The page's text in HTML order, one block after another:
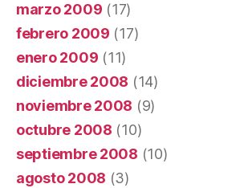
marzo 2009 (17)
febrero 2009 (17)
enero 2009 (11)
diciembre 2008 (14)
noviembre 2008 (9)
octubre 2008 (10)
septiembre 2008 (10)
agosto 2008 (3)